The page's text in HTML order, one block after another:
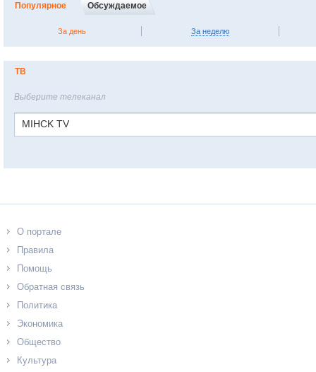
Популярное Обсуждаемое
За день За неделю
ТВ
Выберите телеканал
MIHCK TV
О портале
Правила
Помощь
Обратная связь
Политика
Экономика
Общество
Культура